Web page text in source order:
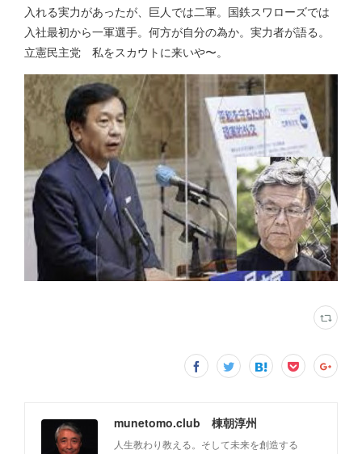
入れる実力があったが、巨人では二軍。国鉄スワローズでは
入社最初から一軍選手。何方が自分の為か。実力者が語る。
立憲民主党 私をスカウトに来いや〜。
munetomo.club 棟朝淳州
人生教わり教える。そして未来を創造する